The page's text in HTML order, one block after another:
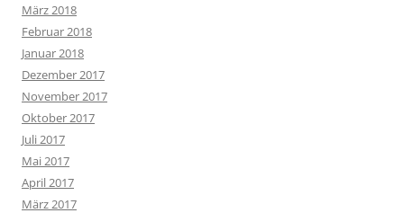
März 2018
Februar 2018
Januar 2018
Dezember 2017
November 2017
Oktober 2017
Juli 2017
Mai 2017
April 2017
März 2017